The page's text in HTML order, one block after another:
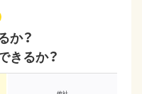
か？
きるか？